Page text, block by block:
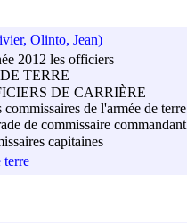
Olinto, Jean)
2012 les officiers
TERRE
DE CARRIÈRE
commissaires de l'armée de terre
de commissaire commandant
capitaines
terre